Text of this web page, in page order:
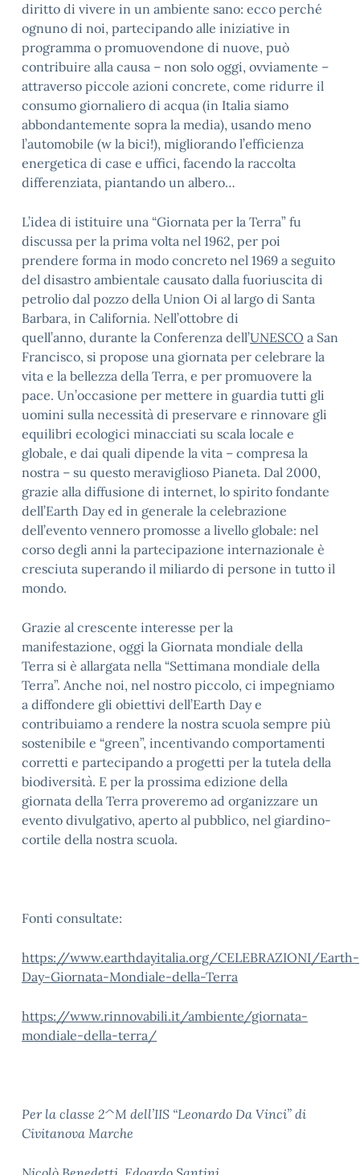
diritto di vivere in un ambiente sano: ecco perché
ognuno di noi, partecipando alle iniziative in
programma o promuovendone di nuove, può
contribuire alla causa – non solo oggi, ovviamente –
attraverso piccole azioni concrete, come ridurre il
consumo giornaliero di acqua (in Italia siamo
abbondantemente sopra la media), usando meno
l’automobile (w la bici!), migliorando l’efficienza
energetica di case e uffici, facendo la raccolta
differenziata, piantando un albero…
L’idea di istituire una “Giornata per la Terra” fu
discussa per la prima volta nel 1962, per poi
prendere forma in modo concreto nel 1969 a seguito
del disastro ambientale causato dalla fuoriuscita di
petrolio dal pozzo della Union Oi al largo di Santa
Barbara, in California. Nell’ottobre di
quell’anno, durante la Conferenza dell’UNESCO a San
Francisco, si propose una giornata per celebrare la
vita e la bellezza della Terra, e per promuovere la
pace. Un’occasione per mettere in guardia tutti gli
uomini sulla necessità di preservare e rinnovare gli
equilibri ecologici minacciati su scala locale e
globale, e dai quali dipende la vita – compresa la
nostra – su questo meraviglioso Pianeta. Dal 2000,
grazie alla diffusione di internet, lo spirito fondante
dell’Earth Day ed in generale la celebrazione
dell’evento vennero promosse a livello globale: nel
corso degli anni la partecipazione internazionale è
cresciuta superando il miliardo di persone in tutto il
mondo.
Grazie al crescente interesse per la
manifestazione, oggi la Giornata mondiale della
Terra si è allargata nella “Settimana mondiale della
Terra”. Anche noi, nel nostro piccolo, ci impegniamo
a diffondere gli obiettivi dell’Earth Day e
contribuiamo a rendere la nostra scuola sempre più
sostenibile e “green”, incentivando comportamenti
corretti e partecipando a progetti per la tutela della
biodiversità. E per la prossima edizione della
giornata della Terra proveremo ad organizzare un
evento divulgativo, aperto al pubblico, nel giardino-
cortile della nostra scuola.
Fonti consultate:
https://www.earthdayitalia.org/CELEBRAZIONI/Earth-
Day-Giornata-Mondiale-della-Terra
https://www.rinnovabili.it/ambiente/giornata-
mondiale-della-terra/
Per la classe 2^M dell’IIS “Leonardo Da Vinci” di
Civitanova Marche